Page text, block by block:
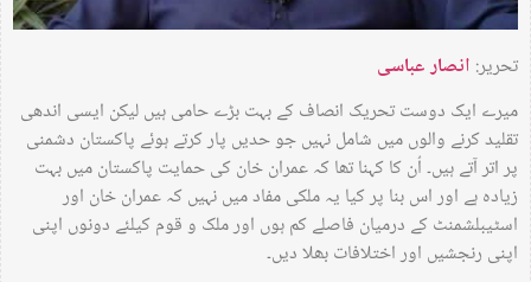
تحریر: انصار عباسی
میرے ایک دوست تحریک انصاف کے بہت بڑے حامی ہیں لیکن ایسی اندھی
تقلید کرنے والوں میں شامل نہیں جو حدیں پار کرتے ہوئے پاکستان دشمنی
پر اتر آتے ہیں۔ اُن کا کہنا تھا کہ عمران خان کی حمایت پاکستان میں بہت
زیادہ ہے اور اس بنا پر کیا یہ ملکی مفاد میں نہیں کہ عمران خان اور
اسٹیبلشمنٹ کے درمیان فاصلے کم ہوں اور ملک و قوم کیلئے دونوں اپنی
اپنی رنجشیں اور اختلافات بھلا دیں۔